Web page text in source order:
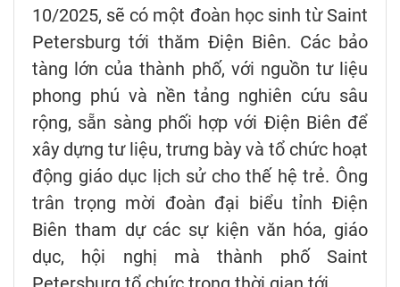
10/2025, sẽ có một đoàn học sinh từ Saint
Petersburg tới thăm Điện Biên. Các bảo
tàng lớn của thành phố, với nguồn tư liệu
phong phú và nền tảng nghiên cứu sâu
rộng, sẵn sàng phối hợp với Điện Biên để
xây dựng tư liệu, trưng bày và tổ chức hoạt
động giáo dục lịch sử cho thế hệ trẻ. Ông
trân trọng mời đoàn đại biểu tỉnh Điện
Biên tham dự các sự kiện văn hóa, giáo
dục, hội nghị mà thành phố Saint